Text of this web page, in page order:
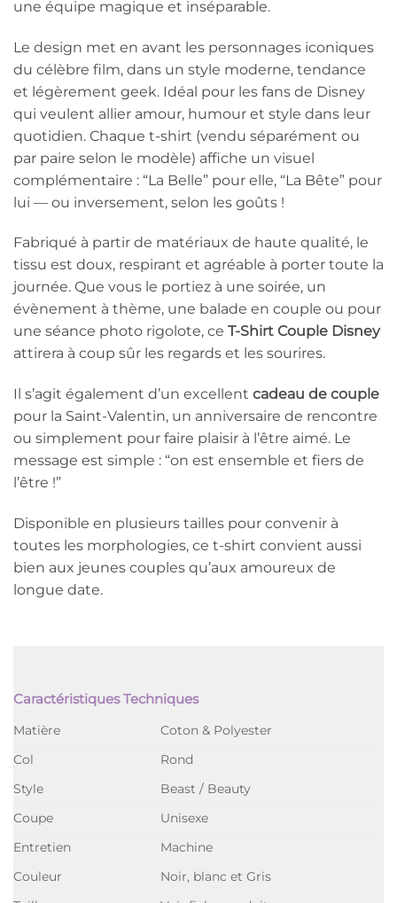
une équipe magique et inséparable.
Le design met en avant les personnages iconiques
du célèbre film, dans un style moderne, tendance
et légèrement geek. Idéal pour les fans de Disney
qui veulent allier amour, humour et style dans leur
quotidien. Chaque t-shirt (vendu séparément ou
par paire selon le modèle) affiche un visuel
complémentaire : “La Belle” pour elle, “La Bête” pour
lui — ou inversement, selon les goûts !
Fabriqué à partir de matériaux de haute qualité, le
tissu est doux, respirant et agréable à porter toute la
journée. Que vous le portiez à une soirée, un
évènement à thème, une balade en couple ou pour
une séance photo rigolote, ce T-Shirt Couple Disney
attirera à coup sûr les regards et les sourires.
Il s’agit également d’un excellent cadeau de couple
pour la Saint-Valentin, un anniversaire de rencontre
ou simplement pour faire plaisir à l’être aimé. Le
message est simple : “on est ensemble et fiers de
l’être !”
Disponible en plusieurs tailles pour convenir à
toutes les morphologies, ce t-shirt convient aussi
bien aux jeunes couples qu’aux amoureux de
longue date.
Caractéristiques Techniques
Matière
Coton & Polyester
Col
Rond
Style
Beast / Beauty
Coupe
Unisexe
Entretien
Machine
Couleur
Noir, blanc et Gris